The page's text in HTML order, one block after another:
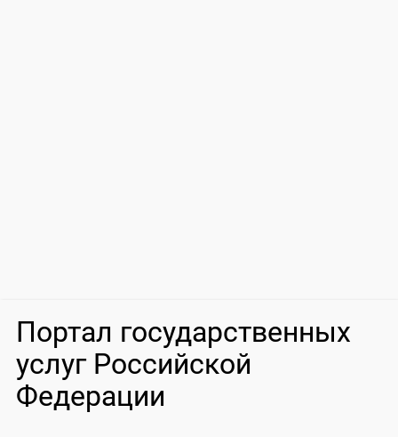
Портал государственных
услуг Российской
Федерации